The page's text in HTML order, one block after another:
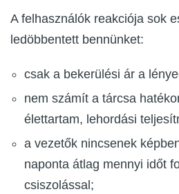
A felhasználók reakciója sok
ledöbbentett bennünket:
csak a bekerülési ár a
nem számít a tárcsa
élettartam, lehordási
a vezetők nincsenek
naponta átlag mennyi időt
csiszolással;